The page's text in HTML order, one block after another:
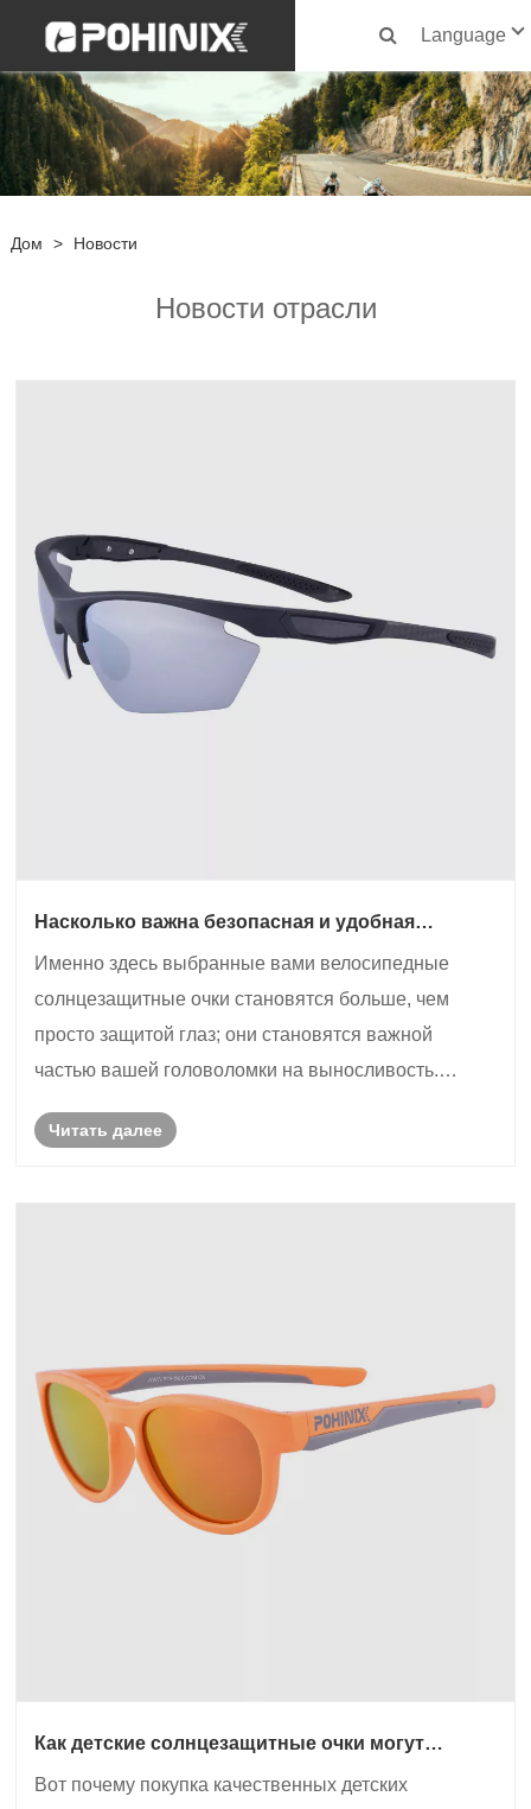
Language
Дом > Новости
Новости отрасли
Насколько важна безопасная и удобная
расстояния
Именно здесь выбранные вами велосипедные
солнцезащитные очки становятся больше, чем
просто защитой глаз; они становятся важной
частью вашей головоломки на выносливость.
обсуждению. Он предотвращает усталость,
Читать далее
Как детские солнцезащитные очки могут
глаз
Вот почему покупка качественных детских